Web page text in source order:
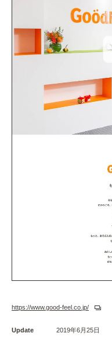
https://www.good-feel.co.jp/
Update
2019年6月25日